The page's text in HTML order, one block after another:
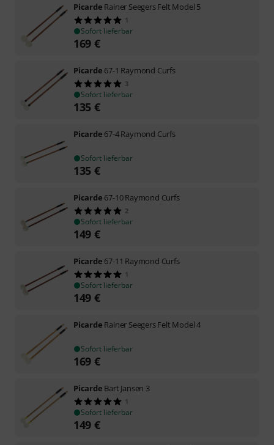
Picarde Rainer Seegers Felt Model 5
1
Sofort lieferbar
169 €
Picarde 67-1 Raymond Curfs
3
Sofort lieferbar
135 €
Picarde 67-4 Raymond Curfs
Sofort lieferbar
135 €
Picarde 67-10 Raymond Curfs
2
Sofort lieferbar
149 €
Picarde 67-11 Raymond Curfs
1
Sofort lieferbar
149 €
Picarde Rainer Seegers Felt Model 4
Sofort lieferbar
169 €
Picarde Bart Jansen 3
1
Sofort lieferbar
149 €